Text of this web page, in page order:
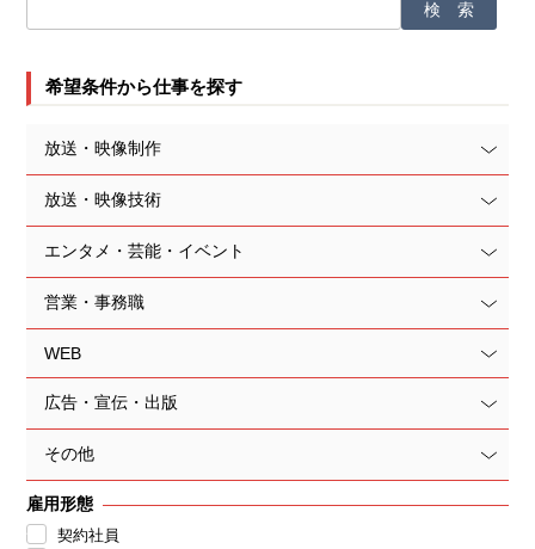
希望条件から仕事を探す
放送・映像制作
放送・映像技術
エンタメ・芸能・イベント
営業・事務職
WEB
広告・宣伝・出版
その他
雇用形態
契約社員